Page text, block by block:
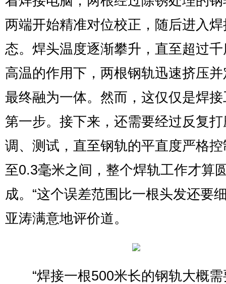
两端开始精准对位校正，随后进入
态。焊头温度逐渐攀升，直至超过
高温的作用下，两根钢轨迅速挤压
最终融为一体。然而，这仅仅是焊
第一步。接下来，还需要经过反复
调、测试，直至钢轨的平直度严格
至0.3毫米之间，整个焊轨工作才算
成。“这个误差范围比一根头发还要
亚涛满意地评价道。
“焊接一根500米长的钢轨大概需